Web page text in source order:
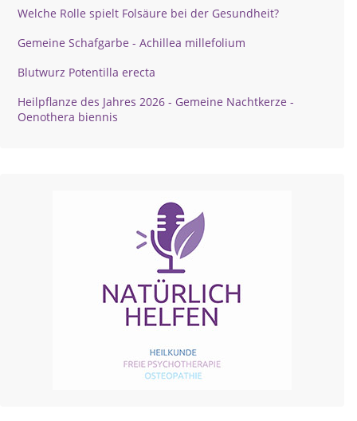
Welche Rolle spielt Folsäure bei der Gesundheit?
Gemeine Schafgarbe - Achillea millefolium
Blutwurz Potentilla erecta
Heilpflanze des Jahres 2026 - Gemeine Nachtkerze -
Oenothera biennis